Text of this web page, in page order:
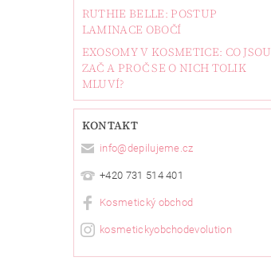
RUTHIE BELLE: POSTUP
LAMINACE OBOČÍ
EXOSOMY V KOSMETICE: CO JSOU
ZAČ A PROČ SE O NICH TOLIK
MLUVÍ?
KONTAKT
info@depilujeme.cz
+420 731 514 401
Kosmetický obchod
kosmetickyobchodevolution